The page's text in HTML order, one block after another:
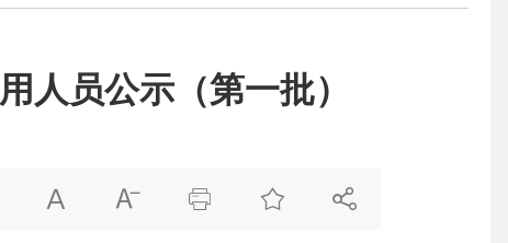
人员公示（第一批）
    